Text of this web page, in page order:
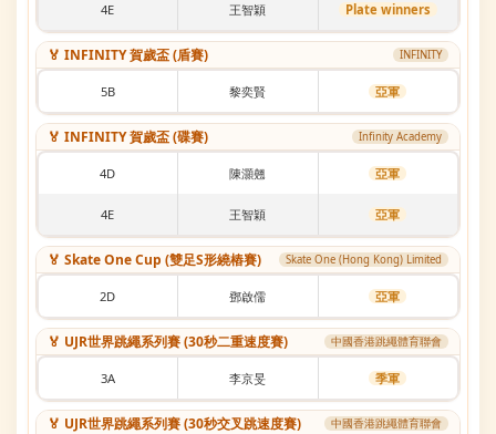
4E 王智穎 Plate winners
🏅 INFINITY 賀歲盃 (盾賽) INFINITY
5B 黎奕賢 亞軍
🏅 INFINITY 賀歲盃 (碟賽) Infinity Academy
4D 陳灝翹 亞軍
4E 王智穎 亞軍
🏅 Skate One Cup (雙足S形繞樁賽) Skate One (Hong Kong) Limited
2D 鄧啟儒 亞軍
🏅 UJR世界跳繩系列賽 (30秒二重速度賽) 中國香港跳繩體育聯會
3A 李京旻 季軍
🏅 UJR世界跳繩系列賽 (30秒交叉跳速度賽) 中國香港跳繩體育聯會